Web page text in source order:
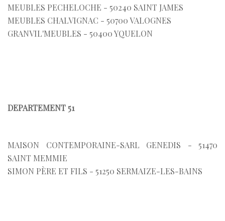
MEUBLES PECHELOCHE - 50240 SAINT JAMES
MEUBLES CHALVIGNAC - 50700 VALOGNES
GRANVIL'MEUBLES - 50400 YQUELON
DEPARTEMENT 51
MAISON CONTEMPORAINE-SARL GENEDIS - 51470
SAINT MEMMIE
SIMON PÈRE ET FILS - 51250 SERMAIZE-LES-BAINS